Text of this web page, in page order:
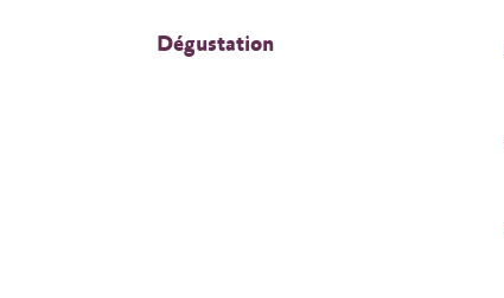
Dégustation